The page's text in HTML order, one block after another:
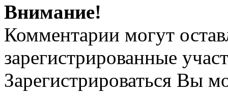
Внимание!
Комментарии могут
зарегистрированные
Зарегистрироваться Вы